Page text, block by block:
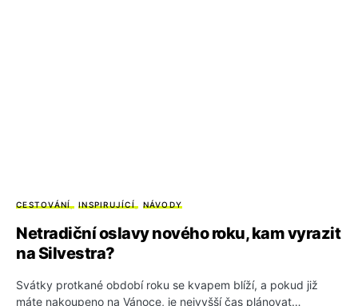
CESTOVÁNÍ INSPIRUJÍCÍ NÁVODY
Netradiční oslavy nového roku, kam vyrazit
na Silvestra?
Svátky protkané období roku se kvapem blíží, a pokud již
máte nakoupeno na Vánoce, je nejvyšší čas plánovat…